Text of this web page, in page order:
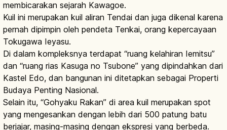
membicarakan sejarah Kawagoe.
Kuil ini merupakan kuil aliran Tendai dan juga dikenal karena
pernah dipimpin oleh pendeta Tenkai, orang kepercayaan
Tokugawa Ieyasu.
Di dalam kompleksnya terdapat “ruang kelahiran Iemitsu”
dan “ruang rias Kasuga no Tsubone” yang dipindahkan dari
Kastel Edo, dan bangunan ini ditetapkan sebagai Properti
Budaya Penting Nasional.
Selain itu, “Gohyaku Rakan” di area kuil merupakan spot
yang mengesankan dengan lebih dari 500 patung batu
berjajar, masing-masing dengan ekspresi yang berbeda.